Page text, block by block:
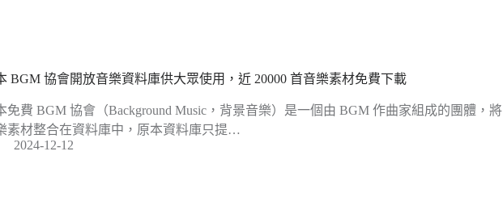
BGM 協會開放音樂資料庫供大眾使用，近 20000 首音樂素材免費下載
免費 BGM 協會（Background Music，背景音樂）是一個由 BGM 作曲家組成的團體，將
素材整合在資料庫中，原本資料庫只提…
2024-12-12